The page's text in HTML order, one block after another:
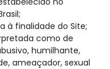
à finalidade do Site;
como de
humilhante,
ameaçador, sexual